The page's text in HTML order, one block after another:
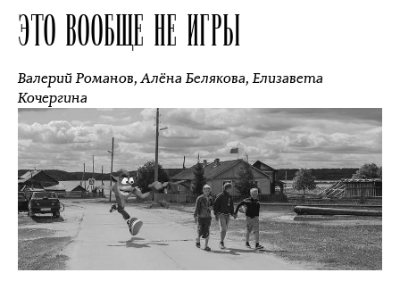
ЭТО ВООБЩЕ НЕ ИГРЫ
Валерий Романов,Алёна Белякова,Елизавета
Кочергина